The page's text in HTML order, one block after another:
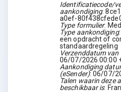
Identificatiecode/
aankondiging:
a0ef-
Type formulier:
Type aankondiging:
een opdracht of
standaardregeling
Verzenddatum
06/07/2026 00:00
Aankondiging
(eSender):06/07/
Talen waarin deze
beschikbaar is: